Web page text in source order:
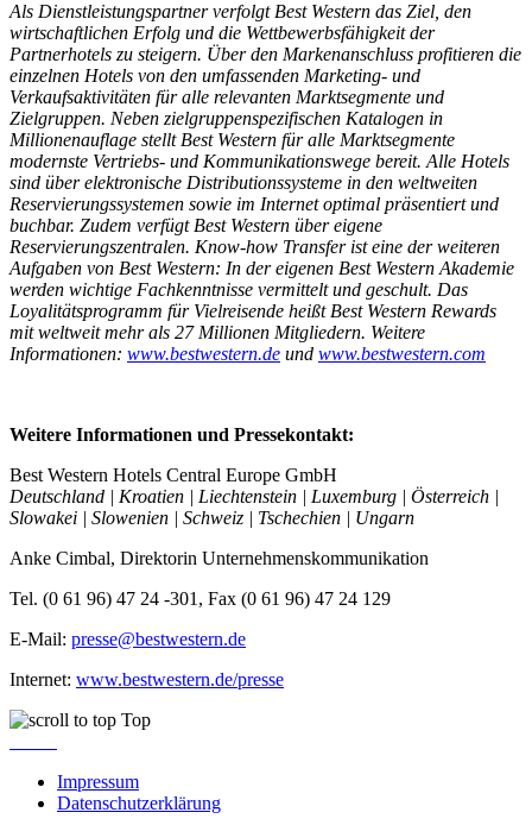
Als Dienstleistungspartner verfolgt Best Western das Ziel, den
wirtschaftlichen Erfolg und die Wettbewerbsfähigkeit der
Partnerhotels zu steigern. Über den Markenanschluss profitieren die
einzelnen Hotels von den umfassenden Marketing- und
Verkaufsaktivitäten für alle relevanten Marktsegmente und
Zielgruppen. Neben zielgruppenspezifischen Katalogen in
Millionenauflage stellt Best Western für alle Marktsegmente
modernste Vertriebs- und Kommunikationswege bereit. Alle Hotels
sind über elektronische Distributionssysteme in den weltweiten
Reservierungssystemen sowie im Internet optimal präsentiert und
buchbar. Zudem verfügt Best Western über eigene
Reservierungszentralen. Know-how Transfer ist eine der weiteren
Aufgaben von Best Western: In der eigenen Best Western Akademie
werden wichtige Fachkenntnisse vermittelt und geschult. Das
Loyalitätsprogramm für Vielreisende heißt Best Western Rewards
mit weltweit mehr als 27 Millionen Mitgliedern. Weitere
Informationen: www.bestwestern.de und www.bestwestern.com
Weitere Informationen und Pressekontakt:
Best Western Hotels Central Europe GmbH
Deutschland | Kroatien | Liechtenstein | Luxemburg | Österreich |
Slowakei | Slowenien | Schweiz | Tschechien | Ungarn
Anke Cimbal, Direktorin Unternehmenskommunikation
Tel. (0 61 96) 47 24 -301, Fax (0 61 96) 47 24 129
E-Mail: presse@bestwestern.de
Internet: www.bestwestern.de/presse
Top
Impressum
Datenschutzerklärung